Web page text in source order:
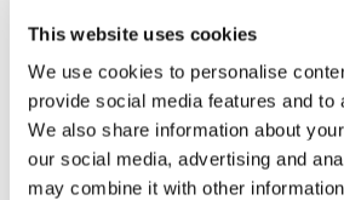
This website uses cookies
We use cookies to personalise
provide social media features and to
We also share information about
our social media, advertising and
may combine it with other
Rotor, komplett med slagor
OR80013456G
(ex. moms)
Grön
A00220
kr